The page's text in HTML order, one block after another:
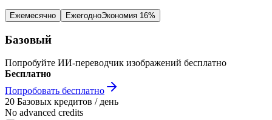
Ежемесячно ЕжегодноЭкономия 16%
Базовый
Попробуйте ИИ-переводчик изображений бесплатно
Бесплатно
Попробовать бесплатно
20 Базовых кредитов / день
No advanced credits